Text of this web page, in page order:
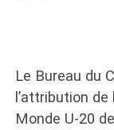
Le Bureau du
l’attribution
Monde U-20